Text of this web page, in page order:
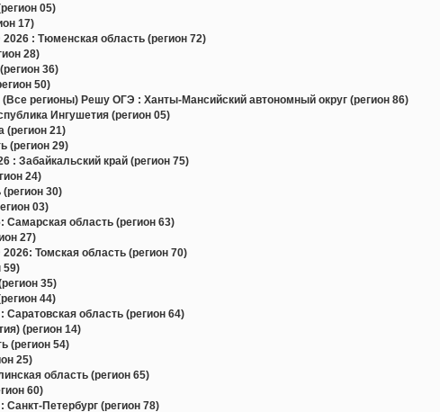
05)
17)
: Тюменская область (регион 72)
28)
36)
50)
регионы) Решу ОГЭ : Ханты-Мансийский автономный округ (регион 86)
Ингушетия (регион 05)
21)
(регион 29)
: Забайкальский край (регион 75)
24)
30)
03)
область (регион 63)
27)
Томская область (регион 70)
59)
35)
44)
область (регион 64)
(регион 14)
(регион 54)
25)
область (регион 65)
60)
Петербург (регион 78)